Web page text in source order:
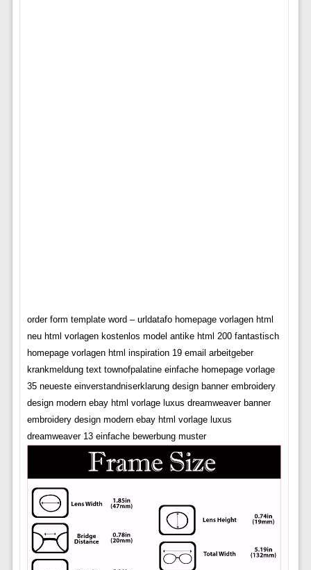
order form template word – urldatafo homepage vorlagen html
neu html vorlagen kostenlos model antike html 200 fantastisch
homepage vorlagen html inspiration 19 email arbeitgeber
krankmeldung text townofpalatine einfache homepage vorlage
35 neueste einverstandniserklarung design banner embroidery
design modern ebay html vorlage luxus dreamweaver banner
embroidery design modern ebay html vorlage luxus
dreamweaver 13 einfache bewerbung muster